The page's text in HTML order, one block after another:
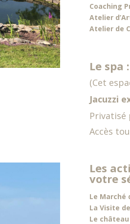
Coaching
Atelier
Atelier de
Le spa :
(Cet
Jacuzzi
Privatisé
Accès
Les
votre
Le Marché
La Visite
Le